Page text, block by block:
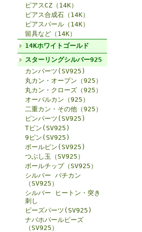
ピアスCZ（14K）
ピアス合成石（14K）
ピアスパール（14K）
留具など（14K）
14Kホワイトゴールド
スターリングシルバー925
カンパーツ(SV925)
丸カン・オープン（925）
丸カン・クローズ（925）
オーバルカン（925）
二重カン・その他（925）
ピンパーツ(SV925)
Tピン(SV925)
9ピン(SV925)
ボールピン(SV925)
つぶし玉（SV925）
ボールチップ（SV925）
シルバー バチカン
（SV925）
シルバー ヒートン・突き
刺し
ビーズパーツ(SV925)
ナバホパールビーズ
（SV925）